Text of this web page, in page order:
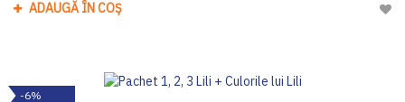
ADAUGĂ ÎN COȘ
-6%